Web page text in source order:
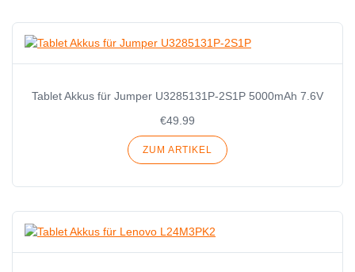
Tablet Akkus für Jumper U3285131P-2S1P 5000mAh 7.6V
€49.99
ZUM ARTIKEL